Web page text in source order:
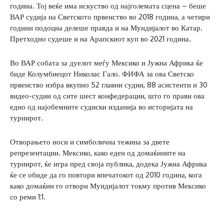
година. Тој веќе има искуство од најголемата сцена – беше
ВАР судија на Светското првенство во 2018 година, а четири
години подоцна делеше правда и на Мундијалот во Катар.
Претходно судеше и на Арапскиот куп во 2021 година.
Во ВАР собата за дуелот меѓу Мексико и Јужна Африка ќе
биде Колумбиецот Николас Гало. ФИФА за ова Светско
првенство избра вкупно 52 главни судии, 88 асистенти и 30
видео-судии од сите шест конфедерации, што го прави ова
едно од најобемните судиски изданија во историјата на
турнирот.
Отворањето носи и симболична тежина за двете
репрезентации. Мексико, како еден од домаќините на
турнирот, ќе игра пред своја публика, додека Јужна Африка
ќе се обиде да го повтори впечатокот од 2010 година, кога
како домаќин го отвори Мундијалот токму против Мексико
со реми 1:1.